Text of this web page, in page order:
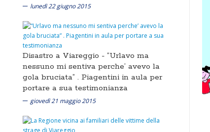
lunedì 22 giugno 2015
Disastro a Viareggio - “Urlavo ma
nessuno mi sentiva perche’ avevo la
gola bruciata” . Piagentini in aula per
portare a sua testimonianza
giovedì 21 maggio 2015